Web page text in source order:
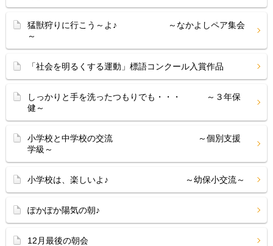
猛獣狩りに行こう～よ♪ ～なかよしペア集会
～
「社会を明るくする運動」標語コンクール入賞作品
しっかりと手を洗ったつもりでも・・・ ～３年保
健～
小学校と中学校の交流 ～個別支援
学級～
小学校は、楽しいよ♪ ～幼保小交流～
ぽかぽか陽気の朝♪
12月最後の朝会